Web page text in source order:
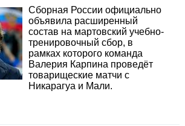
Сборная России официально
объявила расширенный
состав на мартовский учебно-
тренировочный сбор, в
рамках которого команда
Валерия Карпина проведёт
товарищеские матчи с
Никарагуа и Мали.